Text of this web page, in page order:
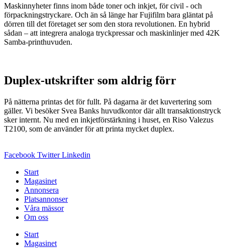
Maskinnyheter finns inom både toner och inkjet, för civil - och
förpackningstryckare. Och än så länge har Fujifilm bara gläntat på
dörren till det företaget ser som den stora revolutionen. En hybrid
sådan – att integrera analoga tryckpressar och maskinlinjer med 42K
Samba-printhuvuden.
Duplex-utskrifter som aldrig förr
På nätterna printas det för fullt. På dagarna är det kuvertering som
gäller. Vi besöker Svea Banks huvudkontor där allt transaktionstryck
sker internt. Nu med en inkjetförstärkning i huset, en Riso Valezus
T2100, som de använder för att printa mycket duplex.
Facebook Twitter Linkedin
Start
Magasinet
Annonsera
Platsannonser
Våra mässor
Om oss
Start
Magasinet